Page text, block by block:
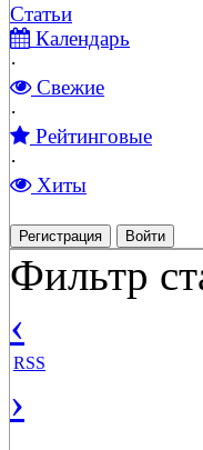
Статьи
Календарь
·
Свежие
·
Рейтинговые
·
Хиты
Регистрация Войти
Фильтр
‹
RSS
›